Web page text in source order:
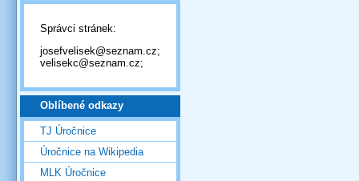
Správci stránek:
josefvelisek@seznam.cz;
velisekc@seznam.cz;
Oblíbené odkazy
TJ Úročnice
Úročnice na Wikipedia
MLK Úročnice